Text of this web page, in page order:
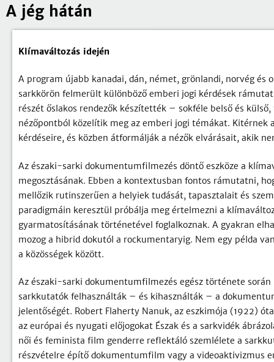
A jég hátán
Klímaváltozás idején
A program újabb kanadai, dán, német, grönlandi, norvég
sarkkörön felmerült különböző emberi jogi kérdések
részét őslakos rendezők készítették – sokféle belső és
nézőpontból közelítik meg az emberi jogi témákat. Kitérnek
kérdéseire, és közben átformálják a nézők elvárásait, akik
Az északi-sarki dokumentumfilmezés döntő eszköze a
megosztásának. Ebben a kontextusban fontos rámutatni,
mellőzik rutinszerűen a helyiek tudását, tapasztalait és
paradigmáin keresztül próbálja meg értelmezni a
gyarmatosításának történetével foglalkoznak. A gyakran
mozog a hibrid dokutól a rockumentaryig. Nem egy példa
a közösségek között.
Az északi-sarki dokumentumfilmezés egész története
sarkkutatók felhasználták – és kihasználták – a
jelentőségét. Robert Flaherty Nanuk, az eszkimója (1922)
az európai és nyugati előjogokat Észak és a sarkvidék
női és feminista film genderre reflektáló szemlélete a
részvételre építő dokumentumfilm vagy a videoaktivizmus